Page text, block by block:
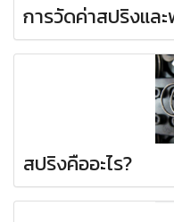
การวัดค่าสปริงแล
สปริงคืออะไร?